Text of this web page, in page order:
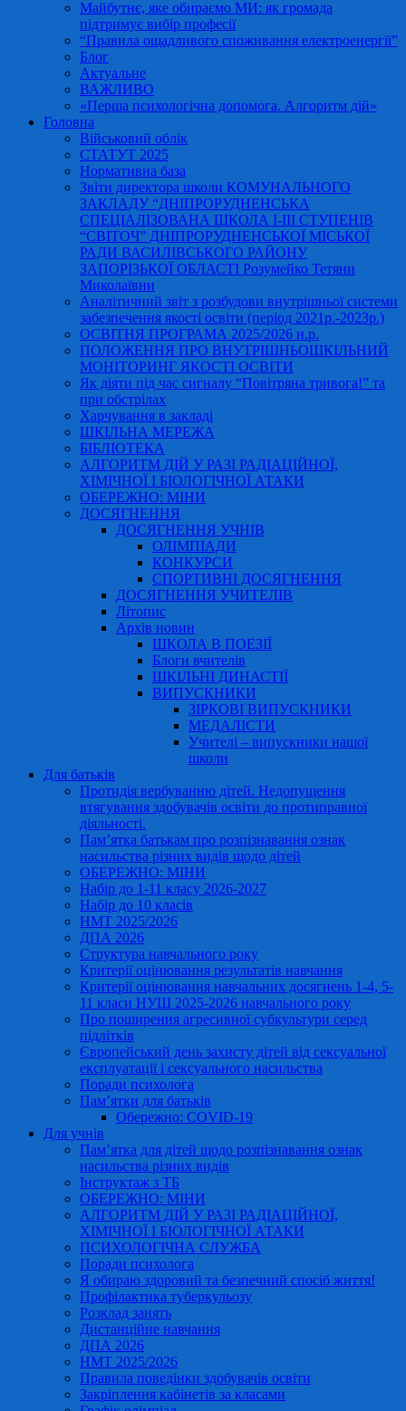
Майбутнє, яке обираємо МИ: як громада
підтримує вибір професії
“Правила ощадливого споживання електроенергії”
Блог
Актуальне
ВАЖЛИВО
«Перша психологічна допомога. Алгоритм дій»
Головна
Військовий облік
СТАТУТ 2025
Нормативна база
Звіти директора школи КОМУНАЛЬНОГО
ЗАКЛАДУ “ДНІПРОРУДНЕНСЬКА
СПЕЦІАЛІЗОВАНА ШКОЛА І-ІІІ СТУПЕНІВ
“СВІТОЧ” ДНІПРОРУДНЕНСЬКОЇ МІСЬКОЇ
РАДИ ВАСИЛІВСЬКОГО РАЙОНУ
ЗАПОРІЗЬКОЇ ОБЛАСТІ Розумейко Тетяни
Миколаївни
Аналітичний звіт з розбудови внутрішньої системи
забезпечення якості освіти (період 2021р.-2023р.)
ОСВІТНЯ ПРОГРАМА 2025/2026 н.р.
ПОЛОЖЕННЯ ПРО ВНУТРІШНЬОШКІЛЬНИЙ
МОНІТОРИНГ ЯКОСТІ ОСВІТИ
Як діяти під час сигналу “Повітряна тривога!” та
при обстрілах
Харчування в закладі
ШКІЛЬНА МЕРЕЖА
БІБЛІОТЕКА
АЛГОРИТМ ДІЙ У РАЗІ РАДІАЦІЙНОЇ,
ХІМІЧНОЇ І БІОЛОГІЧНОЇ АТАКИ
ОБЕРЕЖНО: МІНИ
ДОСЯГНЕННЯ
ДОСЯГНЕННЯ УЧНІВ
ОЛІМПІАДИ
КОНКУРСИ
СПОРТИВНІ ДОСЯГНЕННЯ
ДОСЯГНЕННЯ УЧИТЕЛІВ
Літопис
Архів новин
ШКОЛА В ПОЕЗІЇ
Блоги вчителів
ШКІЛЬНІ ДИНАСТІЇ
ВИПУСКНИКИ
ЗІРКОВІ ВИПУСКНИКИ
МЕДАЛІСТИ
Учителі – випускники нашої
школи
Для батьків
Протидія вербуванню дітей. Недопущення
втягування здобувачів освіти до протиправної
діяльності.
Пам’ятка батькам про розпізнавання ознак
насильства різних видів щодо дітей
ОБЕРЕЖНО: МІНИ
Набір до 1-11 класу 2026-2027
Набір до 10 класів
НМТ 2025/2026
ДПА 2026
Структура навчального року
Критерії оцінювання результатів навчання
Критерії оцінювання навчальних досягнень 1-4, 5-
11 класи НУШ 2025-2026 навчального року
Про поширення агресивної субкультури серед
підлітків
Європейський день захисту дітей від сексуальної
експлуатації і сексуального насильства
Поради психолога
Пам’ятки для батьків
Обережно: COVID-19
Для учнів
Пам’ятка для дітей щодо розпізнавання ознак
насильства різних видів
Інструктаж з ТБ
ОБЕРЕЖНО: МІНИ
АЛГОРИТМ ДІЙ У РАЗІ РАДІАЦІЙНОЇ,
ХІМІЧНОЇ І БІОЛОГІЧНОЇ АТАКИ
ПСИХОЛОГІЧНА СЛУЖБА
Поради психолога
Я обираю здоровий та безпечний спосіб життя!
Профілактика туберкульозу
Розклад занять
Дистанційне навчання
ДПА 2026
НМТ 2025/2026
Правила поведінки здобувачів освіти
Закріплення кабінетів за класами